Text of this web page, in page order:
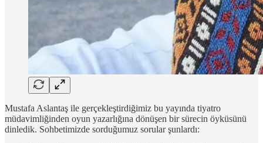
Mustafa Aslantaş ile gerçekleştirdiğimiz bu yayında tiyatro
müdavimliğinden oyun yazarlığına dönüşen bir sürecin öyküsünü
dinledik. Sohbetimizde sorduğumuz sorular şunlardı: